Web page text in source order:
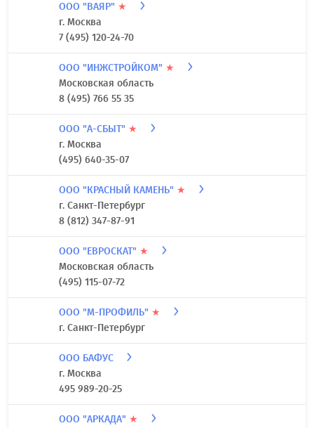
ООО "ВАЯР" ★
г. Москва
7 (495) 120-24-70
ООО "ИНЖСТРОЙКОМ" ★
Московская область
8 (495) 766 55 35
ООО "А-СБЫТ" ★
г. Москва
(495) 640-35-07
ООО "КРАСНЫЙ КАМЕНЬ" ★
г. Санкт-Петербург
8 (812) 347-87-91
ООО "ЕВРОСКАТ" ★
Московская область
(495) 115-07-72
ООО "М-ПРОФИЛЬ" ★
г. Санкт-Петербург
ООО БАФУС
г. Москва
495 989-20-25
ООО "АРКАДА" ★